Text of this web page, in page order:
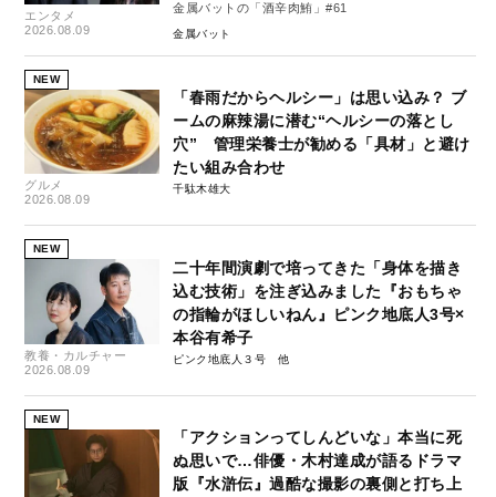
エンタメ
2026.08.09
金属バットの「酒辛肉鮪」#61
金属バット
NEW
グルメ
2026.08.09
「春雨だからヘルシー」は思い込み？ ブ
ームの麻辣湯に潜む“ヘルシーの落とし
穴” 管理栄養士が勧める「具材」と避け
たい組み合わせ
千駄木雄大
NEW
教養・カルチャー
2026.08.09
二十年間演劇で培ってきた「身体を描き
込む技術」を注ぎ込みました『おもちゃ
の指輪がほしいねん』ピンク地底人3号×
本谷有希子
ピンク地底人３号
NEW
「アクションってしんどいな」本当に死
ぬ思いで…俳優・木村達成が語るドラマ
版『水滸伝』過酷な撮影の裏側と打ち上